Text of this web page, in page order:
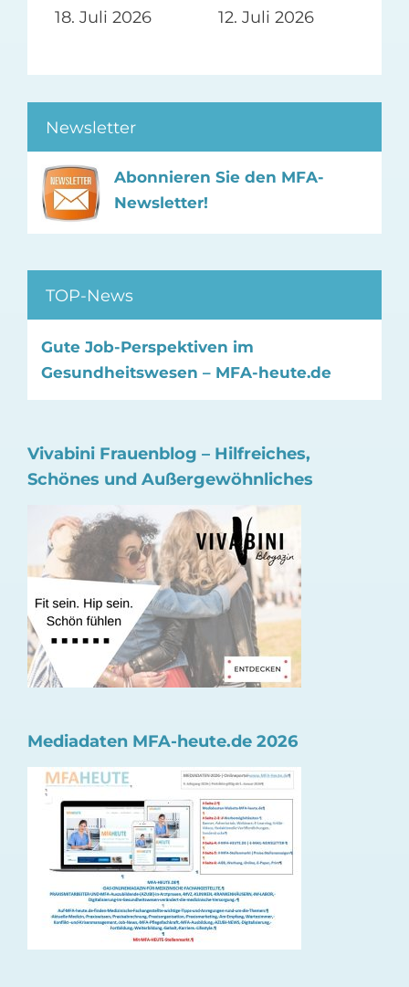
18. Juli 2026
12. Juli 2026
Newsletter
Abonnieren Sie den MFA-
Newsletter!
TOP-News
Gute Job-Perspektiven im
Gesundheitswesen – MFA-heute.de
Vivabini Frauenblog – Hilfreiches,
Schönes und Außergewöhnliches
Mediadaten MFA-heute.de 2026